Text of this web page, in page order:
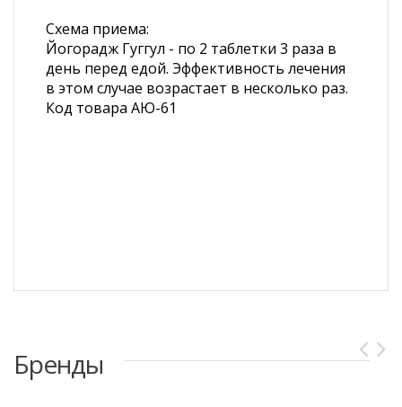
Схема приема:
Йогорадж Гуггул - по 2 таблетки 3 раза в
день перед едой. Эффективность лечения
в этом случае возрастает в несколько раз.
Код товара АЮ-61
Бренды